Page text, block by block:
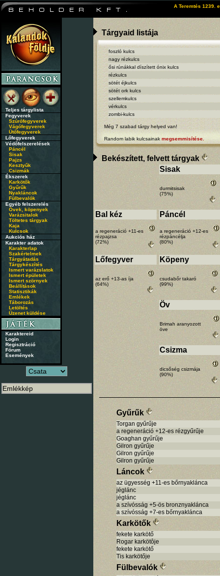
A Teremtés 1239.
Teljes tárgylista
Fegyverek
Szúrófegyverek
Vágófegyverek
Ütőfegyverek
Lőfegyverek
Védőfelszerelések
Páncél
Sisak
Pajzs
Kesztyűk
Csizmák
Ékszerek
Karkötők
Gyűrűk
Nyakláncok
Fülbevalók
Egyéb felszerelés
Övek, köpenyek
Varázsitalok
Töltetes tárgyak
Kaja
Kulcsok
Aukciós ház
Karakter adatok
Karakterlap
Szakértelmek
Tárgyátadás
Tárgykészítés
Ismert varázslatok
Ismert épületek
Ismert szörnyek
Beállítások
Statisztikák
Emlékek
Táborozás
Letöltés
Üzenet küldése
Karaktereid
Login
Regisztráció
Fórum
Események
Tárgyaid listája
foszló kulcs
nagy rézkulcs
ősi rúnákkal díszített ónix kulcs
rézkulcs
sötét éjkulcs
sötét ork kulcs
szellemkulcs
vérkulcs
zombi-kulcs
Még 7 szabad tárgy helyed van!
Random labik kulcsainak megsemmisítése.
Bekészített, felvett tárgyak
Sisak
durmitsisak
(75%)
Bal kéz
a regeneráció +11-es
rézpajzsa
(72%)
Páncél
a regeneráció +12-es
rézpáncélja
(80%)
Lőfegyver
az erő +13-as íja
(64%)
Köpeny
csudabőr takaró
(99%)
Öv
Brimah aranyozott
öve
Csizma
dicsőség csizmája
(90%)
Gyűrűk
Torgan gyűrűje
a regeneráció +12-es rézgyűrűje
Goaghan gyűrűje
Gilron gyűrűje
Gilron gyűrűje
Gilron gyűrűje
Láncok
az ügyesség +11-es bőrnyaklánca
jéglánc
jéglánc
a szívósság +5-ös bronznyaklánca
a szívósság +7-es bőrnyaklánca
Karkötők
fekete karkötő
Rogar karkötôje
fekete karkötő
Tis karkötője
Fülbevalók